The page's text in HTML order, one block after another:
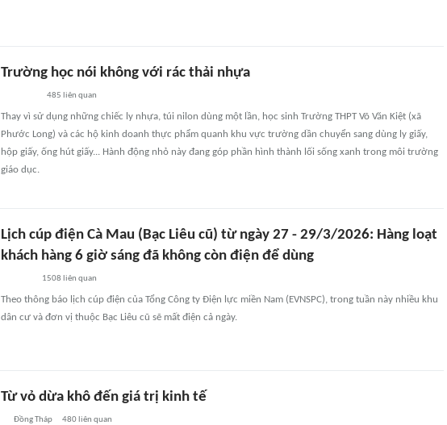
Trường học nói không với rác thải nhựa
485 liên quan
Thay vì sử dụng những chiếc ly nhựa, túi nilon dùng một lần, học sinh Trường THPT Võ Văn Kiệt (xã
Phước Long) và các hộ kinh doanh thực phẩm quanh khu vực trường dần chuyển sang dùng ly giấy,
hộp giấy, ống hút giấy... Hành động nhỏ này đang góp phần hình thành lối sống xanh trong môi trường
giáo dục.
Lịch cúp điện Cà Mau (Bạc Liêu cũ) từ ngày 27 - 29/3/2026: Hàng loạt
khách hàng 6 giờ sáng đã không còn điện để dùng
1508 liên quan
Theo thông báo lịch cúp điện của Tổng Công ty Điện lực miền Nam (EVNSPC), trong tuần này nhiều khu
dân cư và đơn vị thuộc Bạc Liêu cũ sẽ mất điện cả ngày.
Từ vỏ dừa khô đến giá trị kinh tế
Đồng Tháp 480 liên quan